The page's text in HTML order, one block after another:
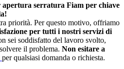
apertura serratura Fiam per chiave
priorità. Per questo motivo, offriamo
per tutti i nostri servizi di
sei soddisfatto del lavoro svolto,
il problema. Non esitare a
per qualsiasi domanda o richiesta.